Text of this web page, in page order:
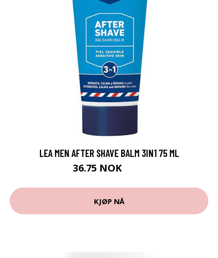
LEA MEN AFTER SHAVE BALM 3IN1 75 ML
36.75 NOK
KJØP NÅ